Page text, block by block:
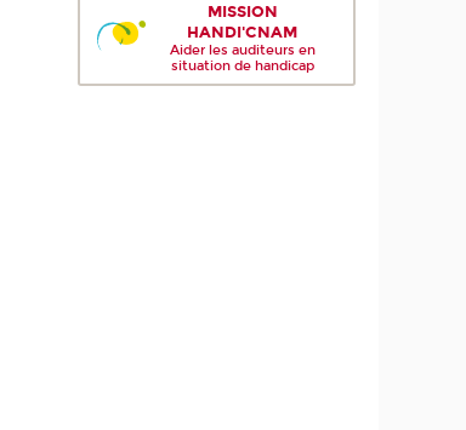
MISSION
HANDI'CNAM
Aider les auditeurs en
situation de handicap